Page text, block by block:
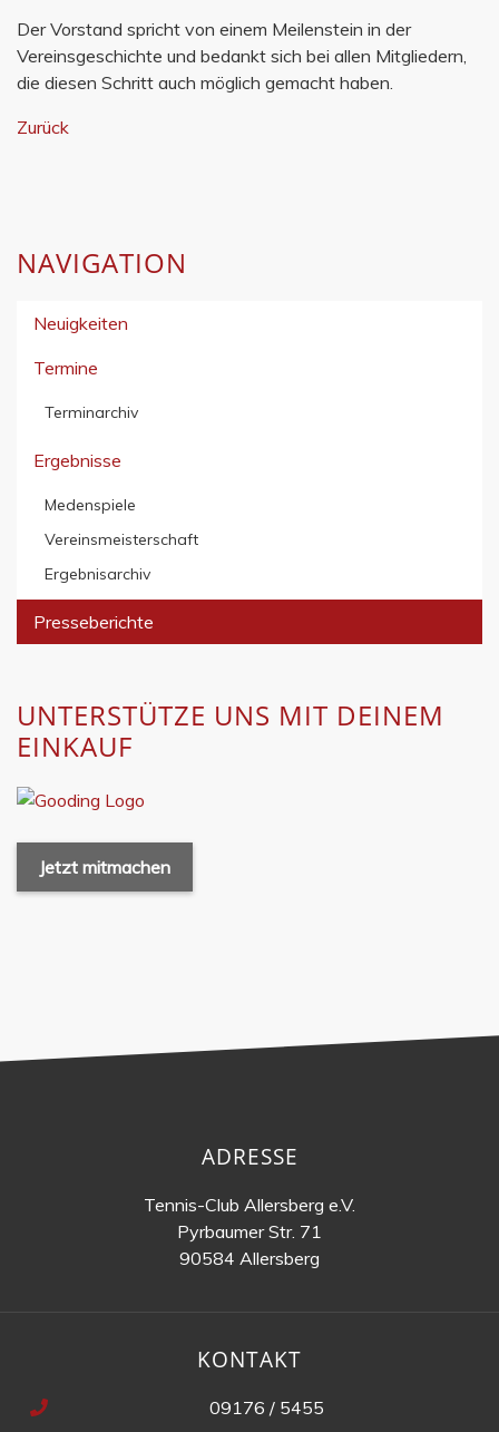
Der Vorstand spricht von einem Meilenstein in der
Vereinsgeschichte und bedankt sich bei allen Mitgliedern,
die diesen Schritt auch möglich gemacht haben.
Zurück
NAVIGATION
Neuigkeiten
Termine
Terminarchiv
Ergebnisse
Medenspiele
Vereinsmeisterschaft
Ergebnisarchiv
Presseberichte
UNTERSTÜTZE UNS MIT DEINEM
EINKAUF
Jetzt mitmachen
ADRESSE
Tennis-Club Allersberg e.V.
Pyrbaumer Str. 71
90584 Allersberg
KONTAKT
09176 / 5455